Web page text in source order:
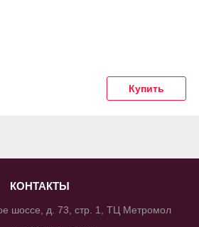
КОНТАКТЫ
шоссе, д. 73, стр. 1, ТЦ Метромол